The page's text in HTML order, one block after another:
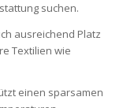
suchen.
ausreichend Platz
Textilien wie
einen sparsamen